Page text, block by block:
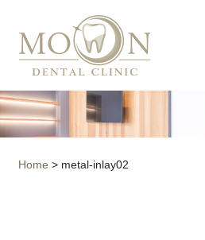
Home > metal-inlay02